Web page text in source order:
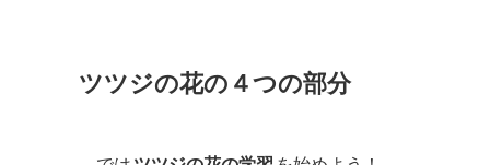
ツツジの花の４つの部分